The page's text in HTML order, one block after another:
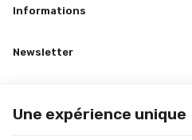
Informations
Newsletter
Une expérience unique